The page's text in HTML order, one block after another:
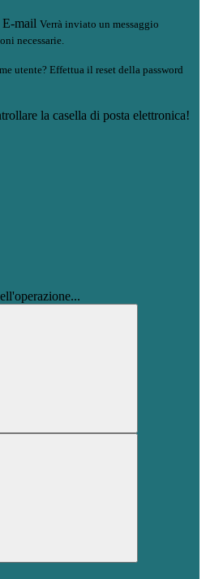
E-mail Verrà inviato un messaggio
necessarie.
utente? Effettua il reset della password
la casella di posta elettronica!